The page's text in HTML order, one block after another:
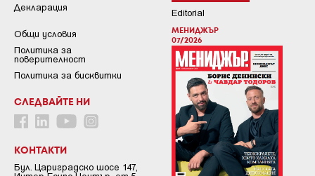
Editorial
МЕНИДЖЪР
07/2026
Декларация
Общи условия
Пoлитикa зa
пoвepитeлнocт
Политика за бисквитки
СЛЕДВАЙТЕ НИ
КОНТАКТИ
Бул. Цариградско шосе 147,